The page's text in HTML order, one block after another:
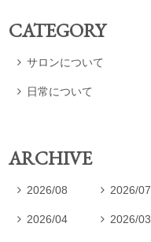
CATEGORY
 サロンについて
 日常について
ARCHIVE
 2026/08  2026/07
 2026/04  2026/03